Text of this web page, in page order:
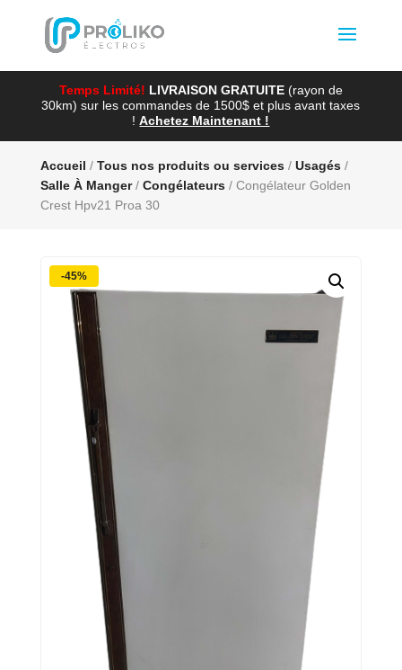
Temps Limité! LIVRAISON GRATUITE (rayon de
30km) sur les commandes de 1500$ et plus avant taxes
!Achetez Maintenant !
Accueil / Tous nos produits ou services/ Usagés/
Salle À Manger/ Congélateurs/ Congélateur Golden
Crest Hpv21 Proa 30
-45%